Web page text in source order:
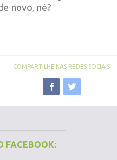
novo, né?
COMPARTILHE NAS REDES SOCIAIS
FACEBOOK: